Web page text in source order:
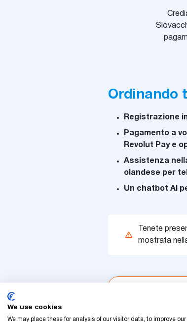
Ordinando
Registrazione
Pagamento a
Revolut Pay e
Assistenza
olandese per
Un chatbot AI
Tenete
mostrata
We use cookies
We may place these for analysis of our visitor data, to improve